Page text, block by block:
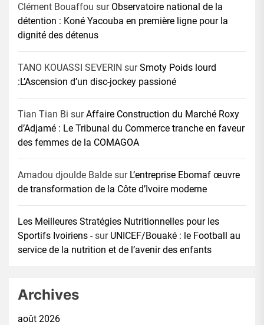
Clément Bouaffou sur Observatoire national de la
détention : Koné Yacouba en première ligne pour la
dignité des détenus
TANO KOUASSI SEVERIN surSmoty Poids lourd
:L’Ascension d’un disc-jockey passioné
Tian Tian Bi surAffaire Construction du Marché Roxy
d’Adjamé : Le Tribunal du Commerce tranche en faveur
des femmes de la COMAGOA
Amadou djoulde Balde sur L’entreprise Ebomaf œuvre
de transformation de la Côte d’Ivoire moderne
Les Meilleures Stratégies Nutritionnelles pour les
Sportifs Ivoiriens -sur UNICEF/Bouaké : le Football au
service de la nutrition et de l’avenir des enfants
Archives
août 2026